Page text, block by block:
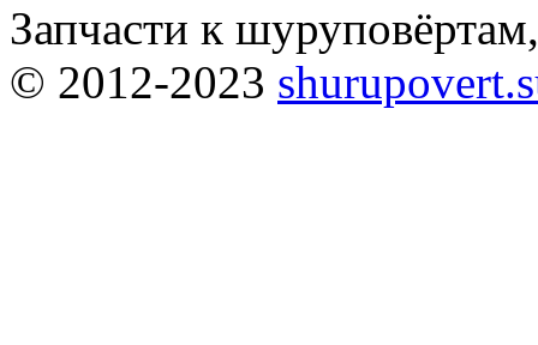
Запчасти к
© 2012-2023